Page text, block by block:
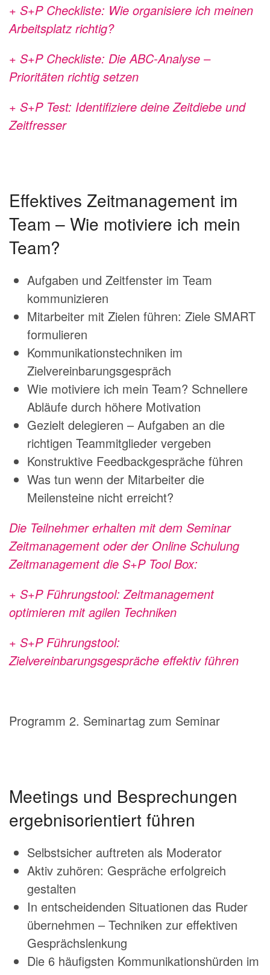
+ S+P Checkliste: Wie organisiere ich meinen
Arbeitsplatz richtig?
+ S+P Checkliste: Die ABC-Analyse –
Prioritäten richtig setzen
+ S+P Test: Identifiziere deine Zeitdiebe und
Zeitfresser
Effektives Zeitmanagement im
Team – Wie motiviere ich mein
Team?
Aufgaben und Zeitfenster im Team
kommunizieren
Mitarbeiter mit Zielen führen: Ziele SMART
formulieren
Kommunikationstechniken im
Zielvereinbarungsgespräch
Wie motiviere ich mein Team? Schnellere
Abläufe durch höhere Motivation
Gezielt delegieren – Aufgaben an die
richtigen Teammitglieder vergeben
Konstruktive Feedbackgespräche führen
Was tun wenn der Mitarbeiter die
Meilensteine nicht erreicht?
Die Teilnehmer erhalten mit dem Seminar
Zeitmanagement oder der Online Schulung
Zeitmanagement die S+P Tool Box:
+ S+P Führungstool: Zeitmanagement
optimieren mit agilen Techniken
+ S+P Führungstool:
Zielvereinbarungsgespräche effektiv führen
Programm 2. Seminartag zum Seminar
Meetings und Besprechungen
ergebnisorientiert führen
Selbstsicher auftreten als Moderator
Aktiv zuhören: Gespräche erfolgreich
gestalten
In entscheidenden Situationen das Ruder
übernehmen – Techniken zur effektiven
Gesprächslenkung
Die 6 häufigsten Kommunikationshürden im